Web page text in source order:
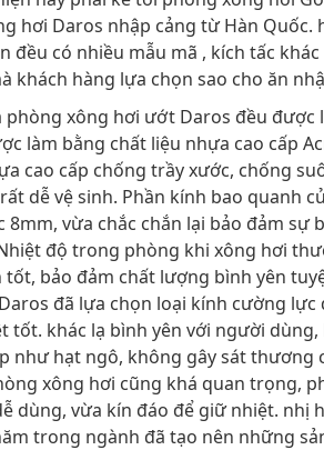
hơi Daros nhập cảng từ Hàn Quốc.
đều có nhiều mẫu mã , kích tấc
khách hàng lựa chọn sao cho ăn
xông hơi ướt Daros đều được
làm bằng chất liệu nhựa cao cấp
cao cấp chống trầy xước, chống
dễ vệ sinh. Phần kính bao quanh
vừa chắc chắn lại bảo đảm sự
độ trong phòng khi xông hơi
bảo đảm chất lượng bình yên
đã lựa chọn loại kính cường lực
tốt. khác lạ bình yên với người
như hạt ngô, không gây sát thương
xông hơi cũng khá quan trọng,
dùng, vừa kín đáo để giữ nhiệt. nhị
trong ngành đã tạo nên những